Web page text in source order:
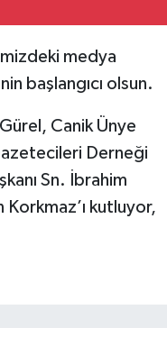
medya
başlangıcı olsun.
Canik Ünye
Derneği
Sn. İbrahim
Korkmaz’ı kutluyor,